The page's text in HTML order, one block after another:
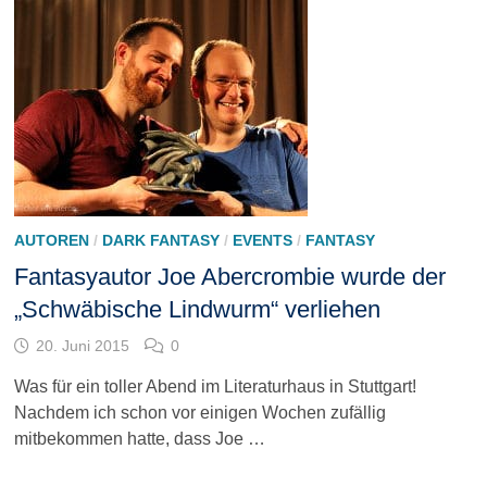
AUTOREN/ DARK FANTASY/ EVENTS/ FANTASY
Fantasyautor Joe Abercrombie wurde der
„Schwäbische Lindwurm“ verliehen
20. Juni 2015 0
Was für ein toller Abend im Literaturhaus in Stuttgart!
Nachdem ich schon vor einigen Wochen zufällig
mitbekommen hatte, dass Joe …